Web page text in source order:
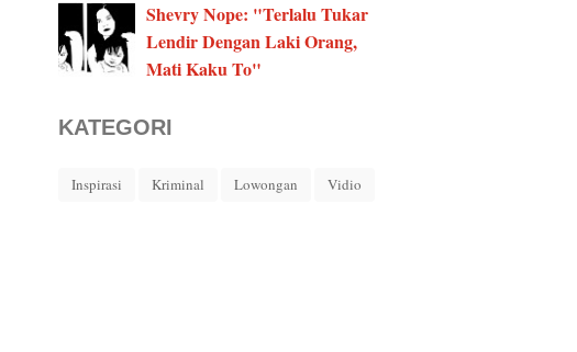
Shevry Nope: "Terlalu Tukar
Lendir Dengan Laki Orang,
Mati Kaku To"
KATEGORI
Inspirasi Kriminal Lowongan Vidio